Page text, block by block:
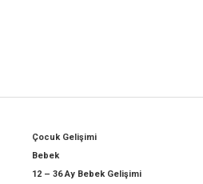
Çocuk Gelişimi
Bebek
12 – 36 Ay Bebek Gelişimi